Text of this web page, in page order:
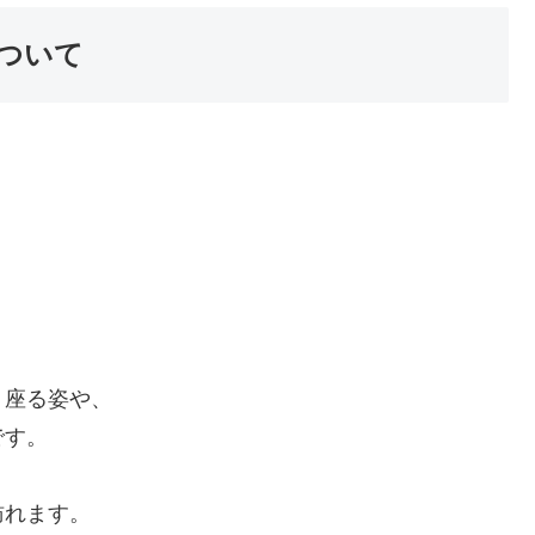
いて
る姿や、
。
ます。